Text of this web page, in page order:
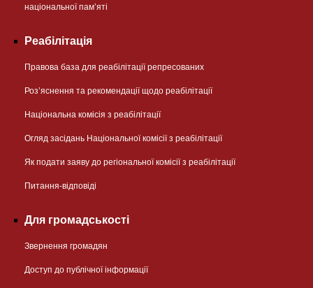
національної памʼяті
Реабілітація
Правова база для реабілітації репресованих
Розʼяснення та рекомендації щодо реабілітації
Національна комісія з реабілітації
Огляд засідань Національної комісії з реабілітації
Як подати заяву до регіональної комісії з реабілітації
Питання-відповіді
Для громадськості
Звернення громадян
Доступ до публічної інформації